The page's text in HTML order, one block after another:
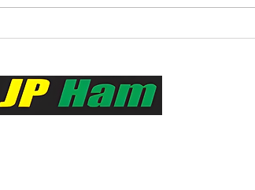
INTERFACE PARA MODOS